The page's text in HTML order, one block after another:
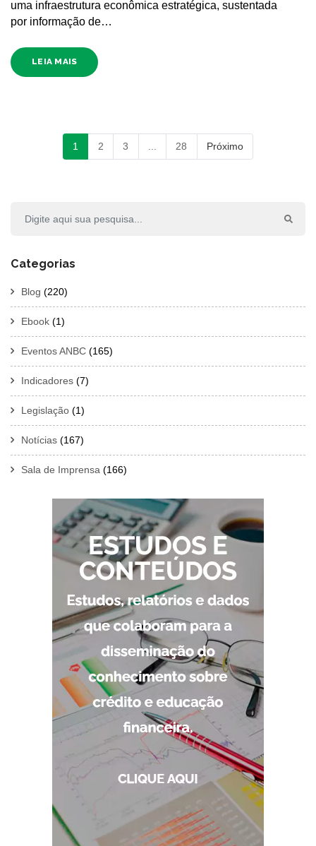
uma infraestrutura econômica estratégica, sustentada
por informação de…
LEIA MAIS
1 2 3 28 Próximo
Categorias
Blog (220)
Ebook (1)
Eventos ANBC (165)
Indicadores (7)
Legislação (1)
Notícias (167)
Sala de Imprensa (166)